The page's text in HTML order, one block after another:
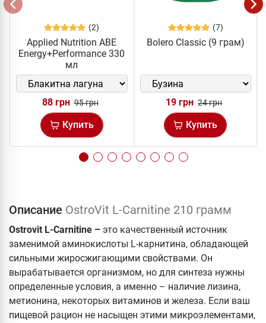
(2)
Applied Nutrition ABE
Energy+Performance 330
мл
88 грн 95 грн
Купить
(7)
Bolero Classic (9 грам)
19 грн 24 грн
Купить
Описание OstroVit L-Carnitine 210 грамм
Ostrovit L-Carnitine – это качественный источник
заменимой аминокислоты L-карнитина, обладающей
сильными жиросжигающими свойствами. Он
вырабатывается организмом, но для синтеза нужны
определенные условия, а именно – наличие лизина,
метионина, некоторых витаминов и железа. Если ваш
пищевой рацион не насыщен этими микроэлементами,